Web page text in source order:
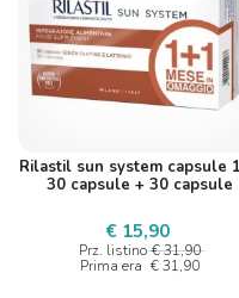
Rilastil sun system capsule
30 capsule + 30 capsule
€ 15,90
Prz. listino € 31,90
Prima era € 31,90